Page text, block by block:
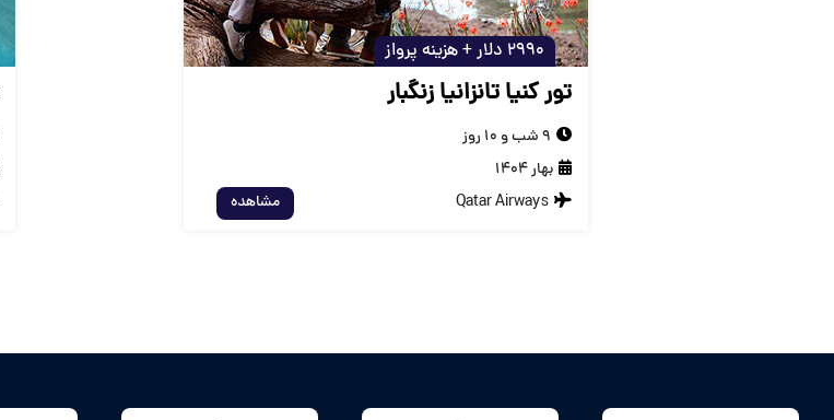
2990 دلار + هزینه پرواز
تور کنیا تانزانیا زنگبار
9 شب و 10 روز
بهار 1404
Qatar Airways
مشاهده